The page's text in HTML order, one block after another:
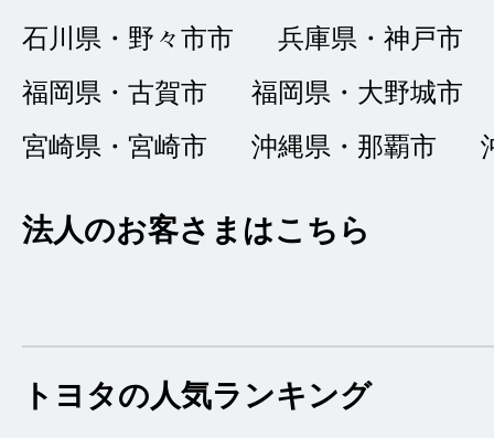
品質：5 ｜ 説明：
価格も納得でいい
石川県・野々市市
兵庫県・神戸市
福岡県・古賀市
福岡県・大野城市
宮崎県・宮崎市
沖縄県・那覇市
法人のお客さまはこちら
トヨタの人気ランキング